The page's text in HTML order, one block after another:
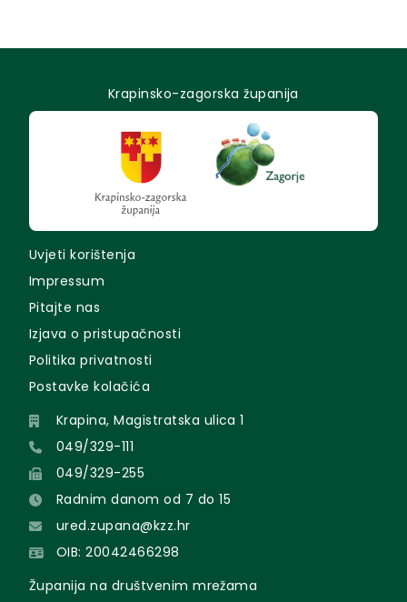
Krapinsko-zagorska županija
Uvjeti korištenja
Impressum
Pitajte nas
Izjava o pristupačnosti
Politika privatnosti
Postavke kolačića
Krapina, Magistratska ulica 1
049/329-111
049/329-255
Radnim danom od 7 do 15
ured.zupana@kzz.hr
OIB: 20042466298
Županija na društvenim mrežama